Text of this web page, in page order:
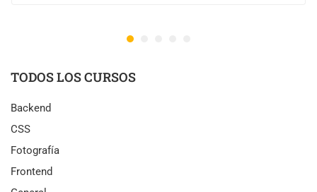
TODOS LOS CURSOS
Backend
CSS
Fotografía
Frontend